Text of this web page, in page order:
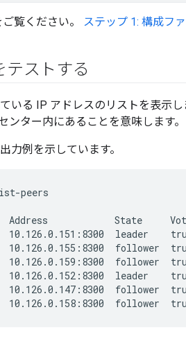
覧ください。 ステップ 1: 構成フ
テストする
いる IP アドレスのリストを表示し
ンター内にあることを意味します。
力例を示しています。
peers
State
10.126.0.151:8300  leader
10.126.0.155:8300  follower
10.126.0.159:8300  follower
10.126.0.152:8300  leader
10.126.0.147:8300  follower
10.126.0.158:8300  follower